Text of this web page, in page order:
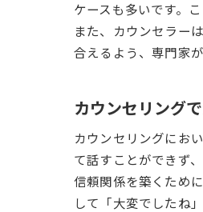
ケースも多いです。
また、カウンセラー
合えるよう、専門家
カウンセリング
カウンセリングにお
て話すことができず
信頼関係を築くため
して「大変でしたね